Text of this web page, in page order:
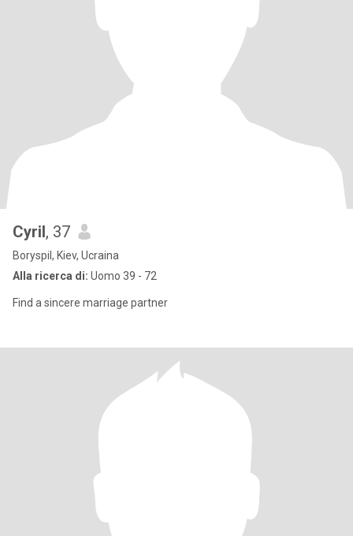
Cyril, 37
Boryspil, Kiev, Ucraina
Alla ricerca di: Uomo 39 - 72
Find a sincere marriage partner